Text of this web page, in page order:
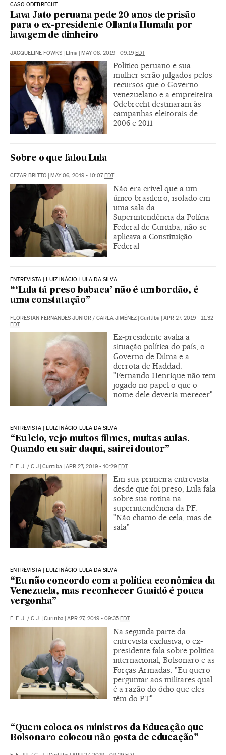
CASO ODEBRECHT
Lava Jato peruana pede 20 anos de prisão
para o ex-presidente Ollanta Humala por
lavagem de dinheiro
JACQUELINE FOWKS | Lima | MAY 08, 2019 - 09:19 EDT
Político peruano e sua
mulher serão julgados pelos
recursos que o Governo
venezuelano e a empreiteira
Odebrecht destinaram às
campanhas eleitorais de
2006 e 2011
Sobre o que falou Lula
CEZAR BRITTO | MAY 06, 2019 - 10:07EDT
Não era crível que a um
único brasileiro, isolado em
uma sala da
Superintendência da Polícia
Federal de Curitiba, não se
aplicava a Constituição
Federal
ENTREVISTA | LUIZ INÁCIO LULA DA SILVA
“‘Lula tá preso babaca’ não é um bordão, é
uma constatação”
FLORESTAN FERNANDES JUNIOR / CARLA JIMÉNEZ | Curitiba | APR 27, 2019 - 11:32
EDT
Ex-presidente avalia a
situação política do país, o
Governo de Dilma e a
derrota de Haddad.
"Fernando Henrique não tem
jogado no papel o que o
nome dele deveria merecer"
ENTREVISTA | LUIZ INÁCIO LULA DA SILVA
“Eu leio, vejo muitos filmes, muitas aulas.
Quando eu sair daqui, sairei doutor”
F. F. J. / C.J | Curitiba | APR 27, 2019 - 10:29 EDT
Em sua primeira entrevista
desde que foi preso, Lula fala
sobre sua rotina na
superintendência da PF.
"Não chamo de cela, mas de
sala"
ENTREVISTA | LUIZ INÁCIO LULA DA SILVA
“Eu não concordo com a política econômica da
Venezuela, mas reconhecer Guaidó é pouca
vergonha”
F. F. J. / C.J. | Curitiba | APR 27, 2019 - 09:35 EDT
Na segunda parte da
entrevista exclusiva, o ex-
presidente fala sobre política
internacional, Bolsonaro e as
Forças Armadas. "Eu quero
perguntar aos militares qual
é a razão do ódio que eles
têm do PT"
“Quem coloca os ministros da Educação que
Bolsonaro colocou não gosta de educação”